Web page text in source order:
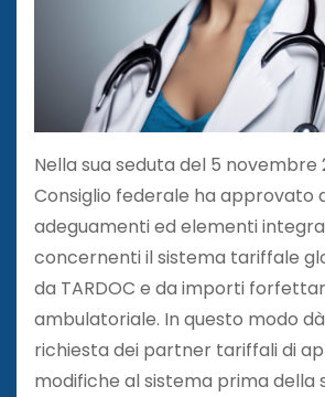
Nella sua seduta del 5 novembre
Consiglio federale ha approvato
adeguamenti ed elementi
concernenti il sistema tariffale
da TARDOC e da importi
ambulatoriale. In questo modo
richiesta dei partner tariffali di
modifiche al sistema prima della